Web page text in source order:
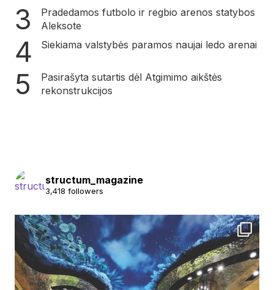
Pradedamos futbolo ir regbio arenos statybos
Aleksote
Siekiama valstybės paramos naujai ledo arenai
Pasirašyta sutartis dėl Atgimimo aikštės
rekonstrukcijos
structum_magazine
3,418 followers